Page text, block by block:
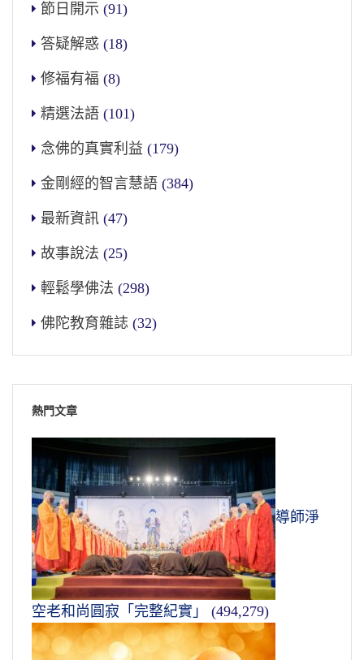
節日開示 (91)
答疑解惑 (18)
修福有福 (8)
精選法語 (101)
念佛的真實利益 (179)
金剛經的智言慧語 (384)
最新資訊 (47)
故事說法 (25)
輕鬆學佛法 (298)
佛陀教育雜誌 (32)
熱門文章
導師淨
空老和尚圓寂「完整紀實」 (494,279)